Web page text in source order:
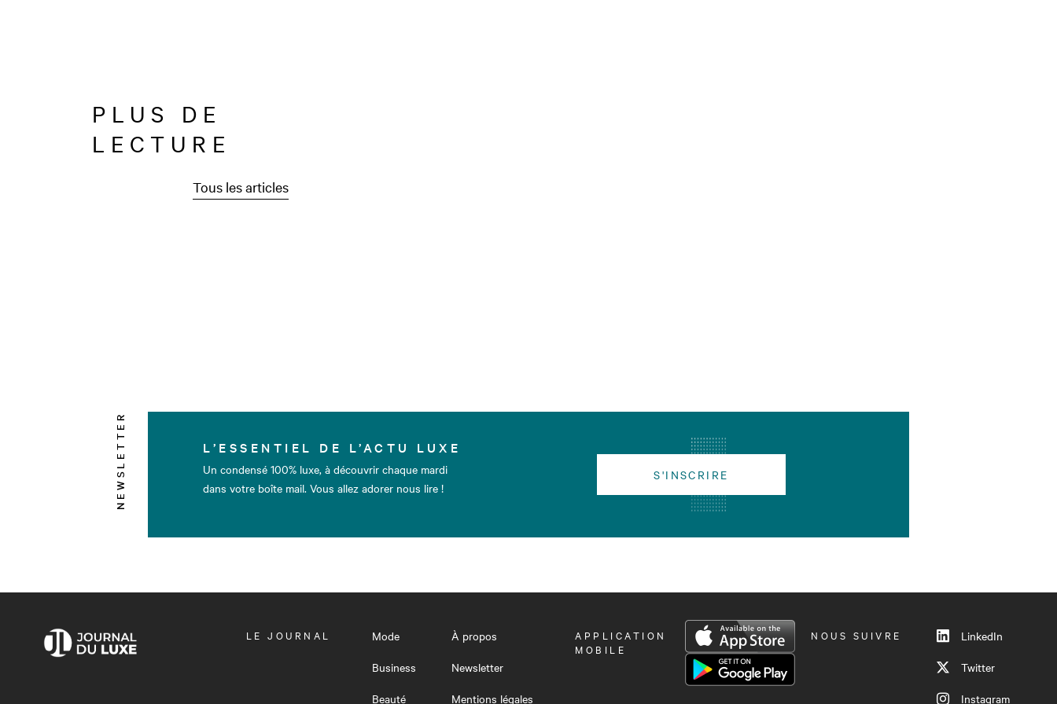
PLUS DE
LECTURE
Tous les articles
NEWSLETTER L’ESSENTIEL DE L’ACTU LUXE
Un condensé 100% luxe, à découvrir chaque mardi
dans votre boîte mail. Vous allez adorer nous lire !
S'INSCRIRE
OUVRIR
LE JOURNAL
Mode
Business
Beauté
À propos
Newsletter
Mentions légales
OUVRIR
LE
APPLICATION
MOBILE
NOUS SUIVRE
LinkedIn
Twitter
Instagram